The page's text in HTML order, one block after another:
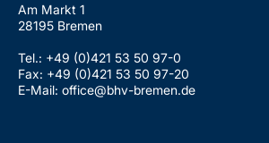
Am Markt 1
28195 Bremen
Tel.: +49 (0)421 53 50 97-0
Fax: +49 (0)421 53 50 97-20
E-Mail: office@bhv-bremen.de